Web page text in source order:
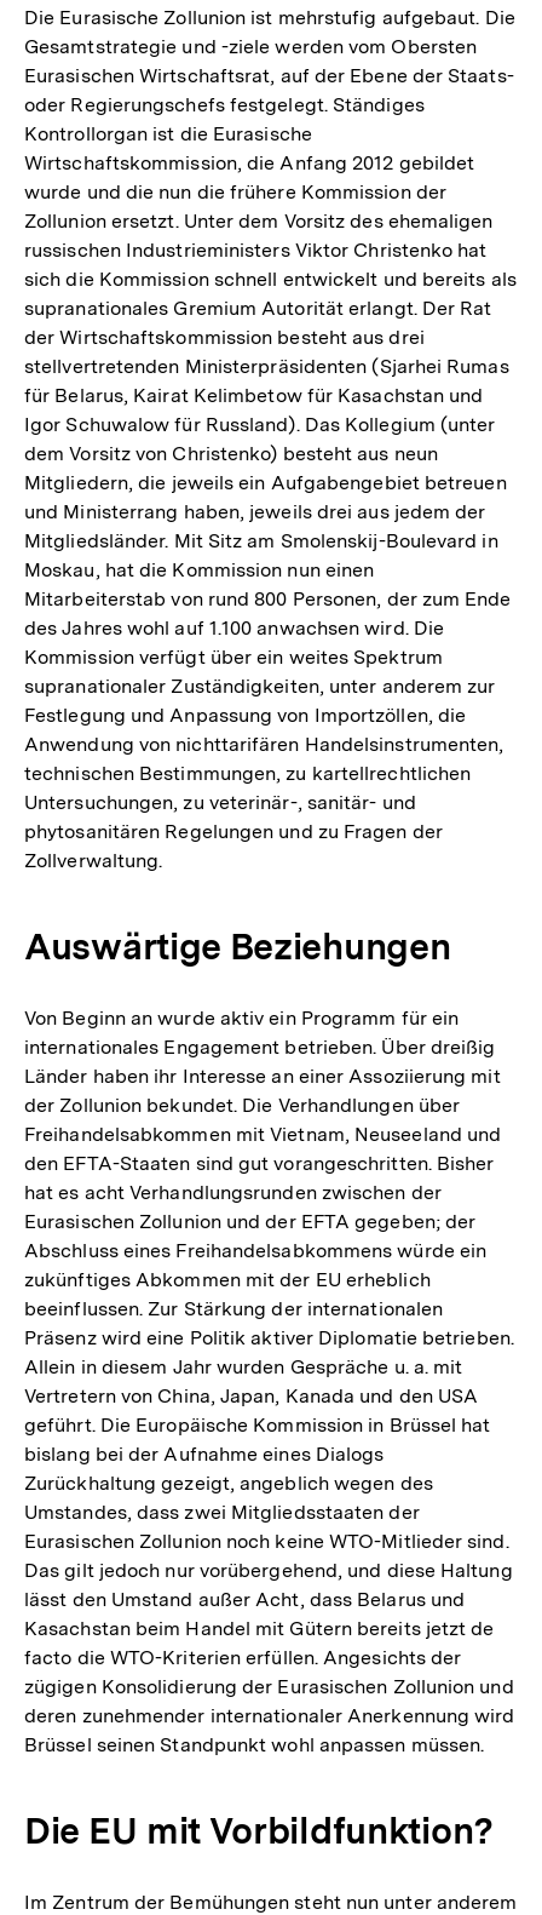
Die Eurasische Zollunion ist mehrstufig aufgebaut. Die
Gesamtstrategie und -ziele werden vom Obersten
Eurasischen Wirtschaftsrat, auf der Ebene der Staats-
oder Regierungschefs festgelegt. Ständiges
Kontrollorgan ist die Eurasische
Wirtschaftskommission, die Anfang 2012 gebildet
wurde und die nun die frühere Kommission der
Zollunion ersetzt. Unter dem Vorsitz des ehemaligen
russischen Industrieministers Viktor Christenko hat
sich die Kommission schnell entwickelt und bereits als
supranationales Gremium Autorität erlangt. Der Rat
der Wirtschaftskommission besteht aus drei
stellvertretenden Ministerpräsidenten (Sjarhei Rumas
für Belarus, Kairat Kelimbetow für Kasachstan und
Igor Schuwalow für Russland). Das Kollegium (unter
dem Vorsitz von Christenko) besteht aus neun
Mitgliedern, die jeweils ein Aufgabengebiet betreuen
und Ministerrang haben, jeweils drei aus jedem der
Mitgliedsländer. Mit Sitz am Smolenskij-Boulevard in
Moskau, hat die Kommission nun einen
Mitarbeiterstab von rund 800 Personen, der zum Ende
des Jahres wohl auf 1.100 anwachsen wird. Die
Kommission verfügt über ein weites Spektrum
supranationaler Zuständigkeiten, unter anderem zur
Festlegung und Anpassung von Importzöllen, die
Anwendung von nichttarifären Handelsinstrumenten,
technischen Bestimmungen, zu kartellrechtlichen
Untersuchungen, zu veterinär-, sanitär- und
phytosanitären Regelungen und zu Fragen der
Zollverwaltung.
Auswärtige Beziehungen
Von Beginn an wurde aktiv ein Programm für ein
internationales Engagement betrieben. Über dreißig
Länder haben ihr Interesse an einer Assoziierung mit
der Zollunion bekundet. Die Verhandlungen über
Freihandelsabkommen mit Vietnam, Neuseeland und
den EFTA-Staaten sind gut vorangeschritten. Bisher
hat es acht Verhandlungsrunden zwischen der
Eurasischen Zollunion und der EFTA gegeben; der
Abschluss eines Freihandelsabkommens würde ein
zukünftiges Abkommen mit der EU erheblich
beeinflussen. Zur Stärkung der internationalen
Präsenz wird eine Politik aktiver Diplomatie betrieben.
Allein in diesem Jahr wurden Gespräche u. a. mit
Vertretern von China, Japan, Kanada und den USA
geführt. Die Europäische Kommission in Brüssel hat
bislang bei der Aufnahme eines Dialogs
Zurückhaltung gezeigt, angeblich wegen des
Umstandes, dass zwei Mitgliedsstaaten der
Eurasischen Zollunion noch keine WTO-Mitlieder sind.
Das gilt jedoch nur vorübergehend, und diese Haltung
lässt den Umstand außer Acht, dass Belarus und
Kasachstan beim Handel mit Gütern bereits jetzt de
facto die WTO-Kriterien erfüllen. Angesichts der
zügigen Konsolidierung der Eurasischen Zollunion und
deren zunehmender internationaler Anerkennung wird
Brüssel seinen Standpunkt wohl anpassen müssen.
Die EU mit Vorbildfunktion?
Im Zentrum der Bemühungen steht nun unter anderem